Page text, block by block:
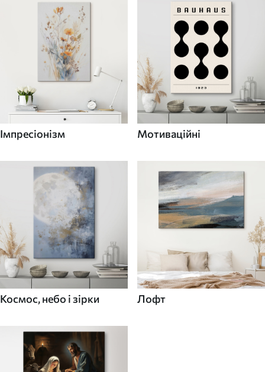
Імпресіонізм Мотиваційні
Космос, небо і зірки Лофт